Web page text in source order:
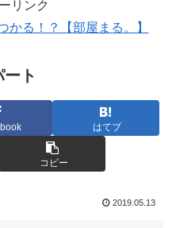
リンク
かる！？【部屋まる。】
ート
はてブ
コピー
2019.05.13